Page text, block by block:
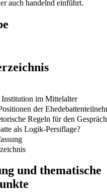
auch handelnd einführt.
Institution im Mittelalter
der
Regeln für den
als Logik-Persiflage?
und thematische